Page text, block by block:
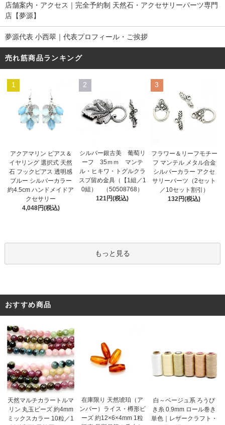
店舗案内・アクセス｜完全予約制 天然石・アクセサリーパーツ専門
店【夢源】
夢源代表 小西翠｜代表プロフィール・ご挨拶
売れ筋商品ランキング
1
アクアマリン ピアス＆
イヤリング 選択式 天然
石 フックピアス 透明感
ブルー シルバーカラー
約4.5cm ハンドメイドア
クセサリー
4,048円(税込)
2
シルバー銀古美 葡萄リ
ーフ 35ｍｍ マンテ
ル・ヒキワ・トグルクラ
スプ留め金具（【1組／1
0組） （50508768）
121円(税込)
3
フラワー＆リーフモチー
フ マンテル メタル合金
シルバーカラー アクセ
サリーパーツ（2セット
／10セット割引）
132円(税込)
もっと見る
おすすめ商品
天然マルチカラートルマ
リン 丸玉ビーズ 約4mm
ミックスカラー 10粒／1
在庫限り 天然琥珀（ア
ンバー）ライス・樽形ビ
ーズ 約12×6×4mm 1粒
白～ベージュ系 ろうび
き糸 0.9mm ロール巻き
単色｜レザークラフト・